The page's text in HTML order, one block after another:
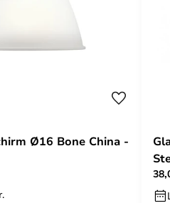
Ø16 Bone China -